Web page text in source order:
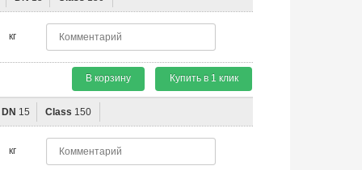
кг
В корзину Купить в 1 клик
DN 15 Class 150
кг